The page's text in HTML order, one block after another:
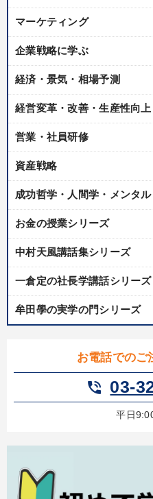
マーケティング
企業戦略に学ぶ
経済・景気・相場予測
経営変革・改善・生産性向上
営業・社員研修
資産戦略
成功哲学・人間学・メンタル
お金の授業シリーズ
中村天風講話集シリーズ
一倉定の社長学講話シリーズ
牟田學の実学の門シリーズ
お電話でのご
phone_in_talk 03-
平日